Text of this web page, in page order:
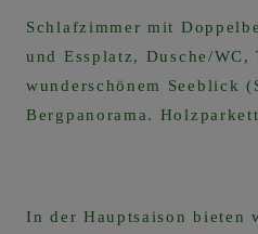
Schlafzimmer mit
und Essplatz, Dusche/
wunderschönem Seeblick
Bergpanorama.
In der Hauptsaison bieten